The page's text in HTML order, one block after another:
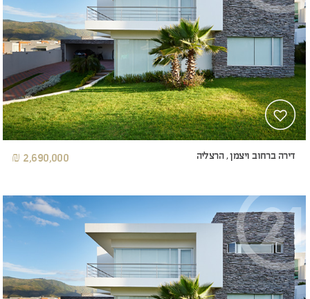
דירה ברחוב ויצמן , הרצליה 2,690,000 ₪